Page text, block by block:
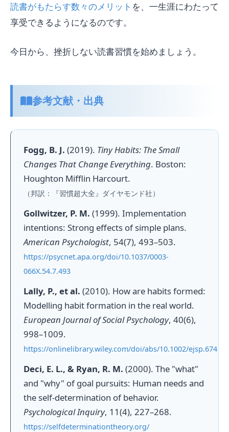
読書がもたらす数々のメリット を、一生涯にわたって
享受できるようになるのです。
今日から、挫折しない読書習慣を始めましょう。
参考文献・出典
Fogg, B. J. (2019). Tiny Habits: The Small
Changes That Change Everything. Boston:
Houghton Mifflin Harcourt.
（邦訳：『習慣超大全』ダイヤモンド社）
Gollwitzer, P. M. (1999). Implementation
intentions: Strong effects of simple plans.
American Psychologist, 54(7), 493–503.
https://psycnet.apa.org/doi/10.1037/0003-
066X.54.7.493
Lally, P., et al. (2010). How are habits formed:
Modelling habit formation in the real world.
European Journal of Social Psychology, 40(6),
998–1009.
https://onlinelibrary.wiley.com/doi/abs/10.1002/ejsp.674
Deci, E. L., & Ryan, R. M. (2000). The "what"
and "why" of goal pursuits: Human needs and
the self-determination of behavior.
Psychological Inquiry, 11(4), 227–268.
https://selfdeterminationtheory.org/